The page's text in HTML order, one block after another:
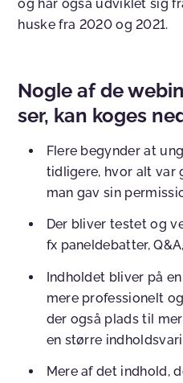
og har også udviklet sig
huske fra 2020 og 2021.
Nogle af de
ser, kan koges
Flere begynder at
tidligere, hvor alt var
man gav sin
Der bliver testet og
fx paneldebatter,
Indholdet bliver på
mere professionelt
der også plads til
en større
Mere af det indhold,